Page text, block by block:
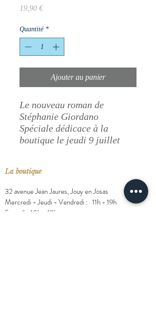
19,90 €Prix
Quantité *
Ajouter au panier
Le nouveau roman de
Stéphanie Giordano
Spéciale dédicace à la
boutique le jeudi 9 juillet
La boutique
32 avenue Jean Jaures, Jouy en Josas
Mercredi - Jeudi - Vendredi : 11h - 19h
Samedi : 10h - 19h